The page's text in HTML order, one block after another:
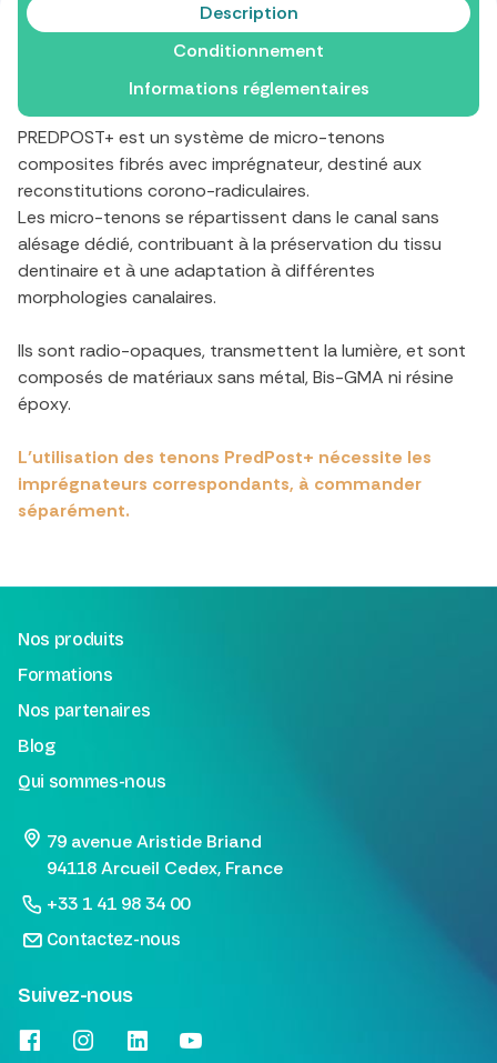
Description
Conditionnement
Informations réglementaires
PREDPOST+ est un système de micro-tenons
composites fibrés avec imprégnateur, destiné aux
reconstitutions corono-radiculaires.
Les micro-tenons se répartissent dans le canal sans
alésage dédié, contribuant à la préservation du tissu
dentinaire et à une adaptation à différentes
morphologies canalaires.
Ils sont radio-opaques, transmettent la lumière, et sont
composés de matériaux sans métal, Bis-GMA ni résine
époxy.
L’utilisation des tenons PredPost+ nécessite les
imprégnateurs correspondants, à commander
séparément.
Nos produits
Formations
Nos partenaires
Blog
Qui sommes-nous
79 avenue Aristide Briand
94118 Arcueil Cedex, France
+33 1 41 98 34 00
Contactez-nous
Suivez-nous